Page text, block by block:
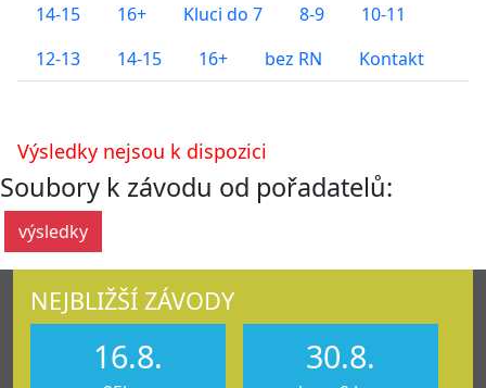
14-15
16+ Kluci do 7 8-9
10-11
12-13
14-15 16+ bez RN Kontakt
Výsledky nejsou k dispozici
Soubory k závodu od pořadatelů:
výsledky
NEJBLIŽŠÍ ZÁVODY
16.8. 30.8.